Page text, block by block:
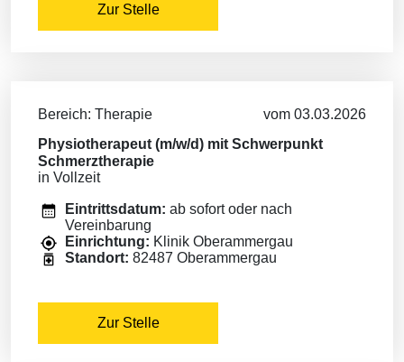
Zur Stelle
Bereich: Therapie
vom 03.03.2026
Physiotherapeut (m/w/d) mit Schwerpunkt
Schmerztherapie
in Vollzeit
Eintrittsdatum: ab sofort oder nach
Vereinbarung
Einrichtung: Klinik Oberammergau
Standort: 82487 Oberammergau
Zur Stelle